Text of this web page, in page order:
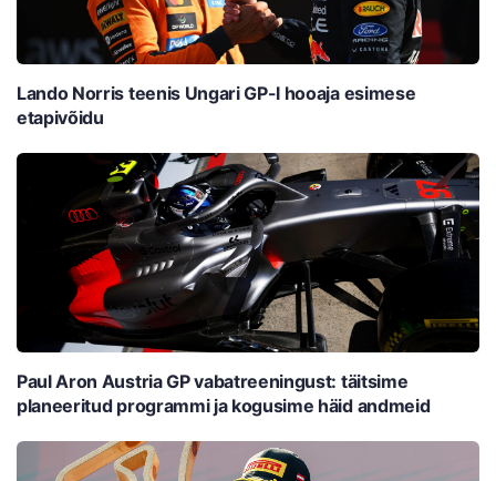
Lando Norris teenis Ungari GP-l hooaja esimese
etapivõidu
Paul Aron Austria GP vabatreeningust: täitsime
planeeritud programmi ja kogusime häid andmeid